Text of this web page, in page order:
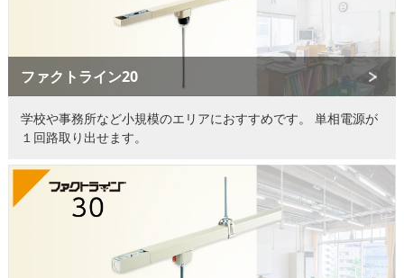
ファクトライン20
学校や事務所など小規模のエリアにおすすめです。
単相電源が
１回路取り出せます。